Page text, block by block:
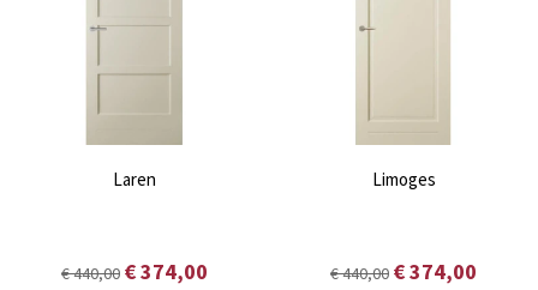
Laren
€ 440,00 € 374,00
Limoges
€ 440,00 € 374,00